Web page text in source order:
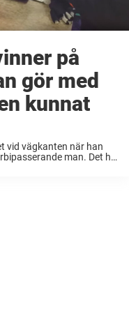
på
gör med
kunnat
vid vägkanten när han
man. Det han